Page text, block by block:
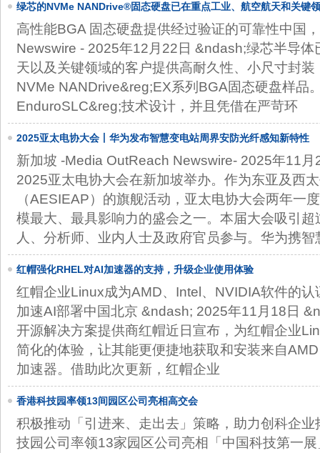
绿芯的NVMe NANDrive®固态硬盘已在重点工业、航空航天和关键
高性能BGA 固态硬盘提供经过验证的可靠性中国
Newswire - 2025年12月22日 &ndash;绿芯半导体
天以及关键领域的客户提供高耐久性、小尺寸封
NVMe NANDrive&reg;EX系列BGA固态硬盘样品
EnduroSLC&reg;技术设计，并且凭借在严苛环
2025亚太电协大会丨华为发布智慧变电站周界安防光纤感知新特性
新加坡 -Media OutReach Newswire- 2025年11
2025亚太电协大会在新加坡举办。作为东亚及西
（AESIEAP）的旗舰活动，亚太电协大会两年一
模最大、最具影响力的盛会之一。本届大会吸引
人、分析师、业内人士及政府官员参与。华为携智
红帽强化RHEL对AI加速器的支持，升级企业使用体验
红帽企业Linux成为AMD、Intel、NVIDIA软件的
加速AI部署中国北京 &ndash; 2025年11月18日
开源解决方案提供商红帽近日宣布，为红帽企业
简化的体验，让其能更便捷地获取和安装来自
加速器。借助此次更新，红帽企业
香港科技园率领13间园区公司亮相高交会
积极推动「引进来、走出去」策略，助力创科企
技园公司率领13家园区公司亮相「中国科技第一